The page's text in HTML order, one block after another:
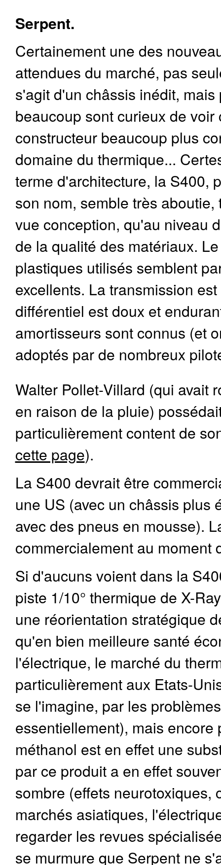
Serpent.
Certainement une des
attendues du marché, pas
s'agit d'un châssis inédit, mais
beaucoup sont curieux de voir
constructeur beaucoup plus
domaine du thermique...
terme d'architecture, la S400,
son nom, semble très
vue conception, qu'au niveau
de la qualité des matériaux.
plastiques utilisés semblent
excellents. La transmission
différentiel est doux et
amortisseurs sont connus (et
adoptés par de nombreux
Walter Pollet-Villard (qui avait
en raison de la pluie)
particulièrement content de
cette page).
La S400 devrait être
une US (avec un châssis plus
avec des pneus en mousse).
commercialement au moment
Si d'aucuns voient dans la
piste 1/10° thermique de X-
une réorientation stratégique
qu'en bien meilleure santé
l'électrique, le marché du
particulièrement aux Etats-
se l'imagine, par les
essentiellement), mais
méthanol est en effet une
par ce produit a en effet
sombre (effets neurotoxiques,
marchés asiatiques,
regarder les revues
se murmure que Serpent ne